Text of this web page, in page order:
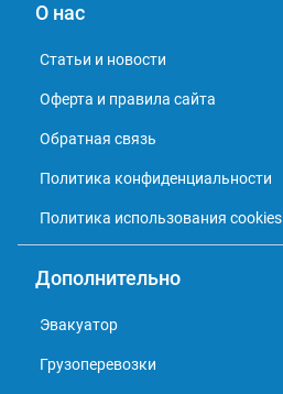
О нас
Статьи и новости
Оферта и правила сайта
Обратная связь
Политика конфиденциальности
Политика использования cookies
Дополнительно
Эвакуатор
Грузоперевозки